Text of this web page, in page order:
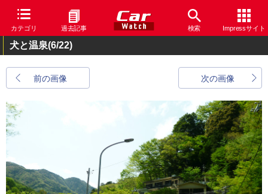
カテゴリ 過去記事 検索 Impressサイト
犬と温泉(6/22)
前の画像 次の画像